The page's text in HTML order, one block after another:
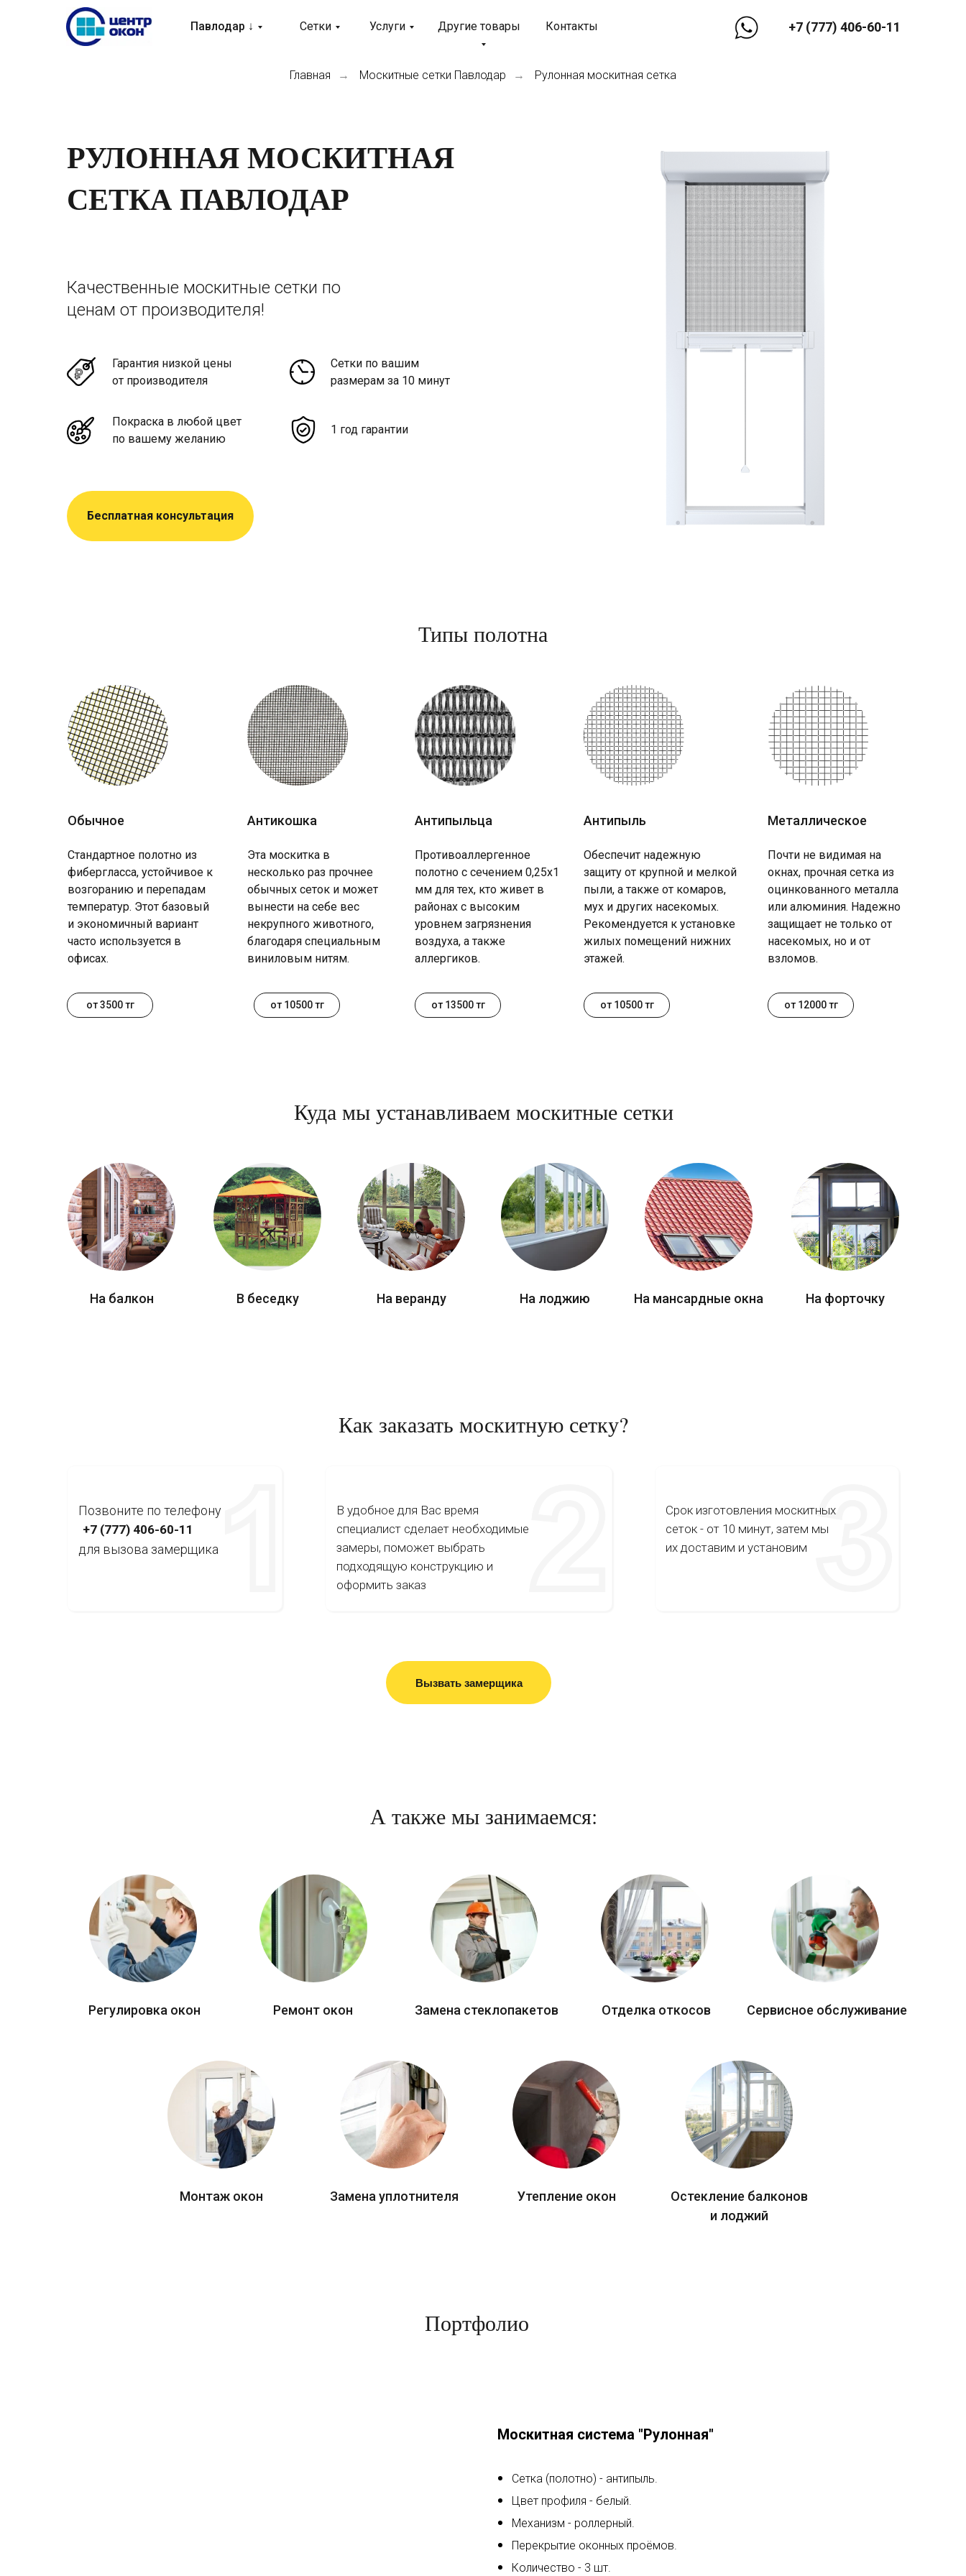
+7 (777) 406-60-11
Услуги
Павлодар ↓ Другие товары Контакты
Сетки
Главная → Москитные сетки Павлодар → Рулонная москитная сетка
РУЛОННАЯ МОСКИТНАЯ
СЕТКА ПАВЛОДАР
Гарантия низкой цены
от производителя
Сетки по вашим
размерам за 10 минут
Покраска в любой цвет
по вашему желанию
1 год гарантии
Бесплатная консультация
Качественные москитные сетки по
ценам от производителя!
Типы полотна
Обычное Антикошка Антипыльца Антипыль
Стандартное полотно из
фибергласса, устойчивое к
возгоранию и перепадам
температур. Этот базовый
и экономичный вариант
часто используется в
офисах.
Эта москитка в
несколько раз прочнее
обычных сеток и может
вынести на себе вес
некрупного животного,
благодаря специальным
виниловым нитям.
Противоаллергенное
полотно с сечением 0,25х1
мм для тех, кто живет в
районах с высоким
уровнем загрязнения
воздуха, а также
аллергиков.
Обеспечит надежную
защиту от крупной и мелкой
пыли, а также от комаров,
мух и других насекомых.
Рекомендуется к установке
жилых помещений нижних
этажей.
Металлическое
Почти не видимая на
окнах, прочная сетка из
оцинкованного металла
или алюминия. Надежно
защищает не только от
насекомых, но и от
взломов.
от 3500 тг от 10500 тг от 13500 тг от 10500 тг от 12000 тг
Куда мы устанавливаем москитные сетки
На балкон В беседку На веранду На лоджию На мансардные окна На форточку
Как заказать москитную сетку?
Позвоните по телефону
В удобное для Вас время
специалист сделает необходимые
замеры, поможет выбрать
подходящую конструкцию и
оформить заказ
Срок изготовления москитных
сеток - от 10 минут, затем мы
их доставим и установим
+7 (777) 406-60-11
для вызова замерщика
Вызвать замерщика
А также мы занимаемся:
Регулировка окон Ремонт окон Замена стеклопакетов Отделка откосов
Монтаж окон Замена уплотнителя Утепление окон
Сервисное обслуживание
Остекление балконов
и лоджий
Портфолио
Москитная система "Рулонная"
Сетка (полотно) - антипыль.
Цвет профиля - белый.
Механизм - роллерный.
Перекрытие оконных проёмов.
Количество - 3 шт.